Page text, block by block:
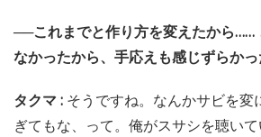
──これまでと作り方を変えたから……
なかったから、手応えも感じずらかっ
タクマ : そうですね。なんかサビを変
ぎてもな、って。俺がスサシを聴い